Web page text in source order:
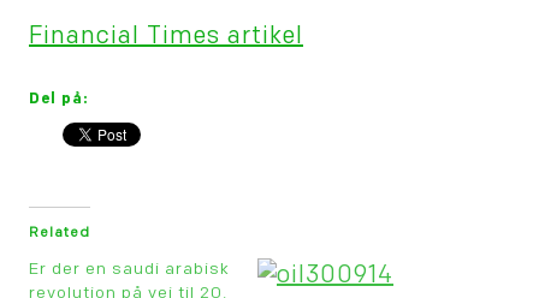
Financial Times artikel
Del på:
Related
Er der en saudi arabisk
revolution på vej til 20.